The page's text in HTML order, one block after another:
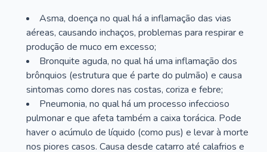
Asma, doença no qual há a inflamação das vias
aéreas, causando inchaços, problemas para respirar e
produção de muco em excesso;
Bronquite aguda, no qual há uma inflamação dos
brônquios (estrutura que é parte do pulmão) e causa
sintomas como dores nas costas, coriza e febre;
Pneumonia, no qual há um processo infeccioso
pulmonar e que afeta também a caixa torácica. Pode
haver o acúmulo de líquido (como pus) e levar à morte
nos piores casos. Causa desde catarro até calafrios e